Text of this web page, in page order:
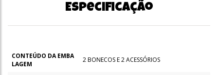
Especificação
CONTEÚDO DA EMBA
LAGEM
2 BONECOS E 2 ACESSÓRIOS